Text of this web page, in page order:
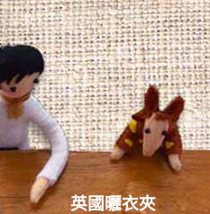
英國曬衣夾